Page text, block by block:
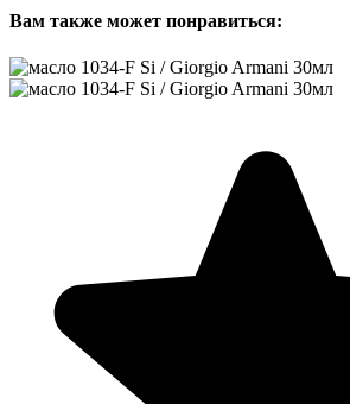
Вам также может понравиться: